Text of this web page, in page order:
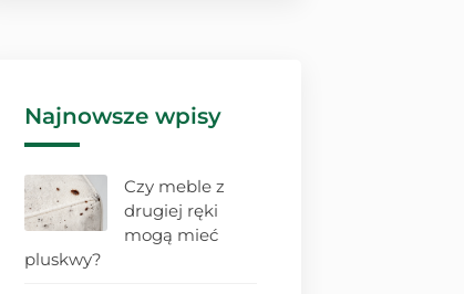
Najnowsze wpisy
Czy meble z
drugiej ręki
mogą mieć
pluskwy?